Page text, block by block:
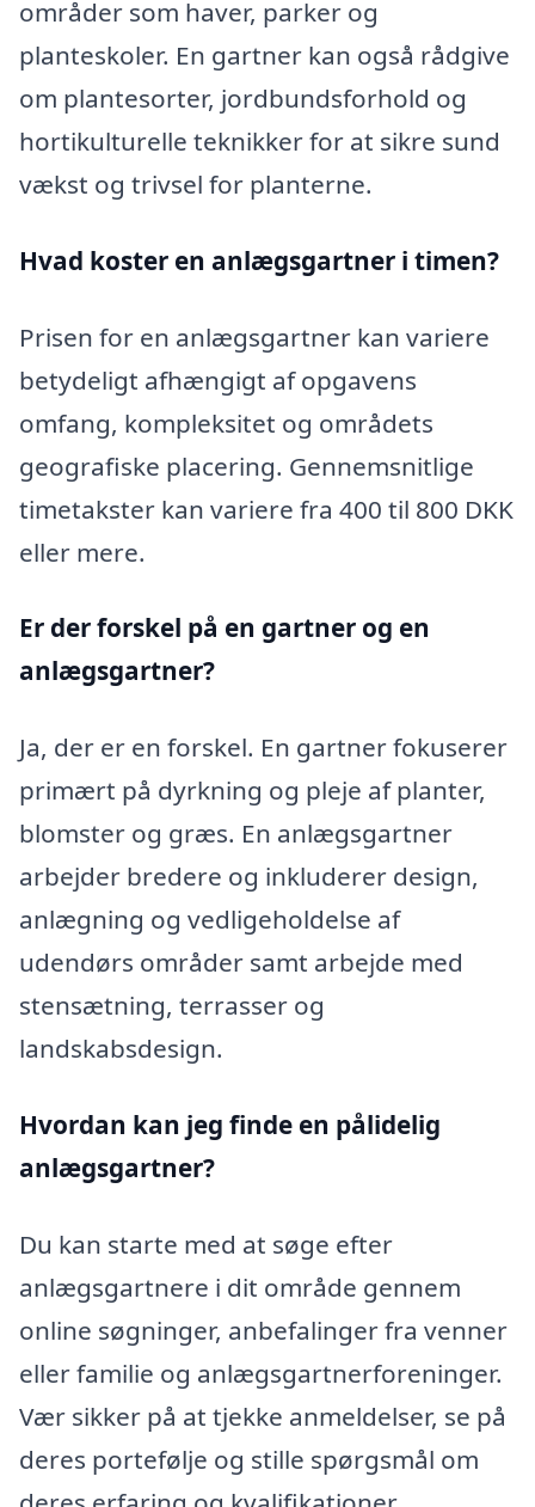
områder som haver, parker og
planteskoler. En gartner kan også rådgive
om plantesorter, jordbundsforhold og
hortikulturelle teknikker for at sikre sund
vækst og trivsel for planterne.
Hvad koster en anlægsgartner i timen?
Prisen for en anlægsgartner kan variere
betydeligt afhængigt af opgavens
omfang, kompleksitet og områdets
geografiske placering. Gennemsnitlige
timetakster kan variere fra 400 til 800 DKK
eller mere.
Er der forskel på en gartner og en
anlægsgartner?
Ja, der er en forskel. En gartner fokuserer
primært på dyrkning og pleje af planter,
blomster og græs. En anlægsgartner
arbejder bredere og inkluderer design,
anlægning og vedligeholdelse af
udendørs områder samt arbejde med
stensætning, terrasser og
landskabsdesign.
Hvordan kan jeg finde en pålidelig
anlægsgartner?
Du kan starte med at søge efter
anlægsgartnere i dit område gennem
online søgninger, anbefalinger fra venner
eller familie og anlægsgartnerforeninger.
Vær sikker på at tjekke anmeldelser, se på
deres portefølje og stille spørgsmål om